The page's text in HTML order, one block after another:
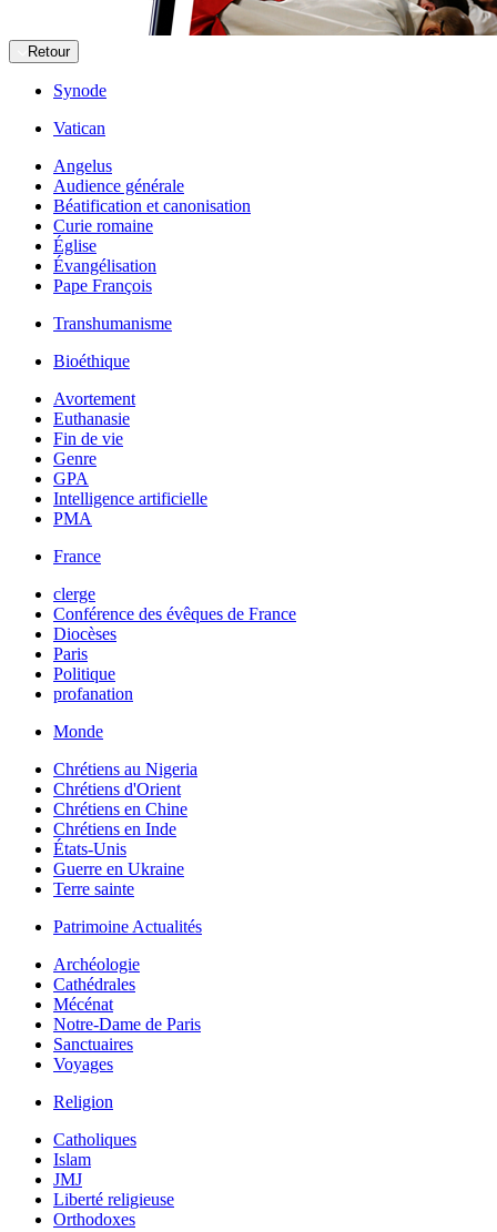
Retour
Synode
Vatican
Angelus
Audience générale
Béatification et canonisation
Curie romaine
Église
Évangélisation
Pape François
Transhumanisme
Bioéthique
Avortement
Euthanasie
Fin de vie
Genre
GPA
Intelligence artificielle
PMA
France
clerge
Conférence des évêques de France
Diocèses
Paris
Politique
profanation
Monde
Chrétiens au Nigeria
Chrétiens d'Orient
Chrétiens en Chine
Chrétiens en Inde
États-Unis
Guerre en Ukraine
Terre sainte
Patrimoine Actualités
Archéologie
Cathédrales
Mécénat
Notre-Dame de Paris
Sanctuaires
Voyages
Religion
Catholiques
Islam
JMJ
Liberté religieuse
Orthodoxes